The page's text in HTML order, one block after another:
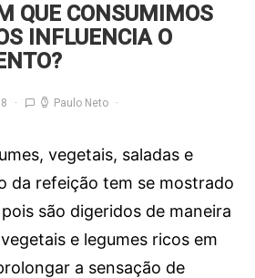
QUE CONSUMIMOS
INFLUENCIA O
Paulo Neto
vegetais, saladas e
da refeição tem se mostrado
são digeridos de maneira
e legumes ricos em
a sensação de